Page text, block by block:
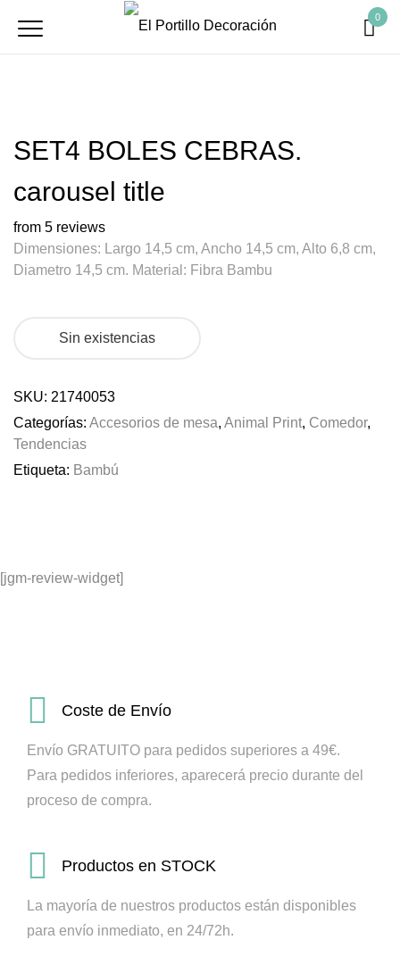
0
SET4 BOLES CEBRAS.
carousel title
from 5 reviews
Dimensiones: Largo 14,5 cm, Ancho 14,5 cm, Alto 6,8 cm,
Diametro 14,5 cm. Material: Fibra Bambu
Sin existencias
SKU: 21740053
Categorías: Accesorios de mesa, Animal Print, Comedor,
Tendencias
Etiqueta: Bambú
[jgm-review-widget]
Coste de Envío
Envío GRATUITO para pedidos superiores a 49€.
Para pedidos inferiores, aparecerá precio durante del
proceso de compra.
Productos en STOCK
La mayoría de nuestros productos están disponibles
para envío inmediato, en 24/72h.